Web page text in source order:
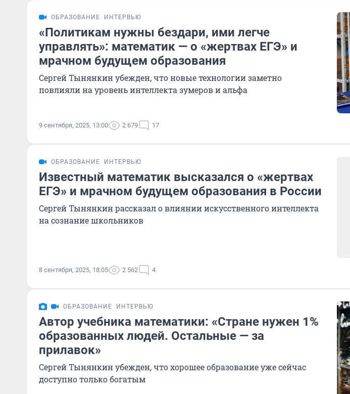
ОБРАЗОВАНИЕ ИНТЕРВЬЮ
«Политикам нужны бездари, ими легче
управлять»: математик — о «жертвах ЕГЭ» и
мрачном будущем образования
Сергей Тынянкин убежден, что новые технологии заметно
повлияли на уровень интеллекта зумеров и альфа
9 сентября, 2025, 13:00 2 679 17
ОБРАЗОВАНИЕ ИНТЕРВЬЮ
Известный математик высказался о «жертвах
ЕГЭ» и мрачном будущем образования в России
Сергей Тынянкин рассказал о влиянии искусственного интеллекта
на сознание школьников
8 сентября, 2025, 18:05 2 562 4
ОБРАЗОВАНИЕ ИНТЕРВЬЮ
Автор учебника математики: «Стране нужен 1%
образованных людей. Остальные — за
прилавок»
Сергей Тынянкин убежден, что хорошее образование уже сейчас
доступно только богатым